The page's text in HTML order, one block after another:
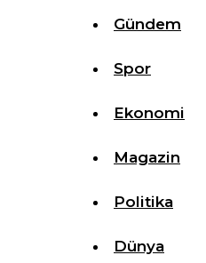
Gündem
Spor
Ekonomi
Magazin
Politika
Dünya